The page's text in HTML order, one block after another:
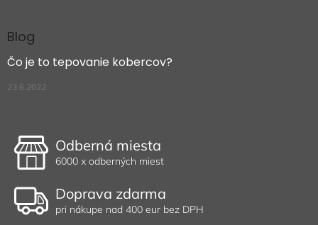
Blog
Čo je to tepovanie kobercov?
23.6.2022
Odberná miesta
6000 x odberných miest
Doprava zdarma
pri nákupe nad 400 eur bez DPH